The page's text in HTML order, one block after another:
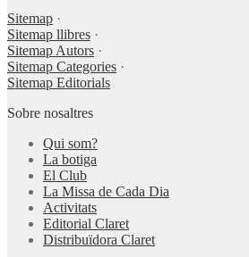
Sitemap ·
Sitemap llibres ·
Sitemap Autors ·
Sitemap Categories ·
Sitemap Editorials
Sobre nosaltres
Qui som?
La botiga
El Club
La Missa de Cada Dia
Activitats
Editorial Claret
Distribuïdora Claret